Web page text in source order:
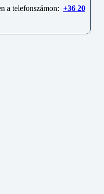
a telefonszámon: +36 20